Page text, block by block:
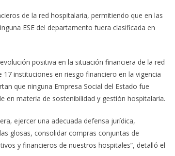
de la red hospitalaria, permitiendo que en las
ESE del departamento fuera clasificada en
positiva en la situación financiera de la red
instituciones en riesgo financiero en la vigencia
que ninguna Empresa Social del Estado fue
en materia de sostenibilidad y gestión hospitalaria.
ejercer una adecuada defensa jurídica,
glosas, consolidar compras conjuntas de
y financieros de nuestros hospitales”, detalló el